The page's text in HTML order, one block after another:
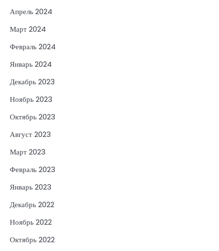
Апрель 2024
Март 2024
Февраль 2024
Январь 2024
Декабрь 2023
Ноябрь 2023
Октябрь 2023
Август 2023
Март 2023
Февраль 2023
Январь 2023
Декабрь 2022
Ноябрь 2022
Октябрь 2022